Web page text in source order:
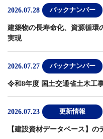
2026.07.28 バックナンバー
建築物の長寿命化、資源循環
実現
2026.07.27 バックナンバー
令和8年度 国土交通省土木工
2026.07.23 更新情報
【建設資材データベース】 の